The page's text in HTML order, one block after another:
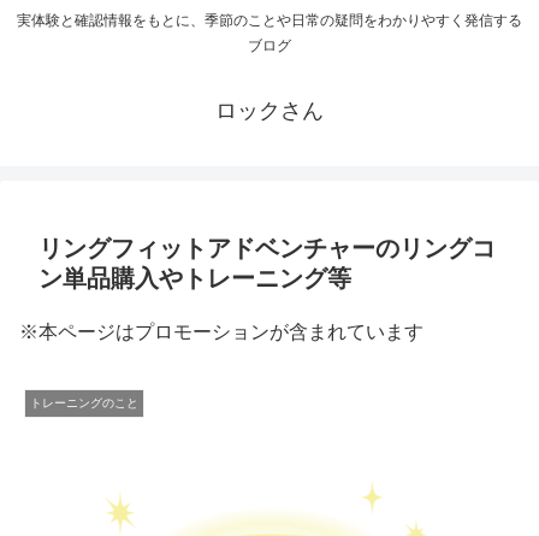
実体験と確認情報をもとに、季節のことや日常の疑問をわかりやすく発信する
ブログ
ロックさん
リングフィットアドベンチャーのリングコ
ン単品購入やトレーニング等
※本ページはプロモーションが含まれています
トレーニングのこと